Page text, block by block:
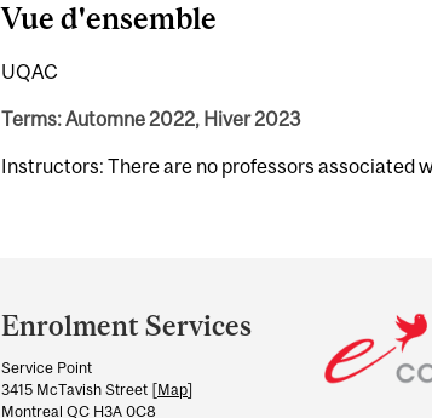
Vue d'ensemble
UQAC
Terms: Automne 2022, Hiver 2023
Instructors: There are no professors associated
and
University
Information
Enrolment Services
Service Point
3415 McTavish Street [Map]
Montreal QC H3A 0C8